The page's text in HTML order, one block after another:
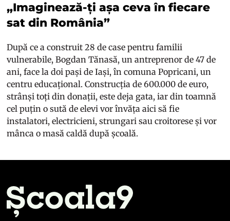
„Imaginează-ți așa ceva în fiecare
sat din România”
După ce a construit 28 de case pentru familii
vulnerabile, Bogdan Tănasă, un antreprenor de 47 de
ani, face la doi pași de Iași, în comuna Popricani, un
centru educațional. Construcția de 600.000 de euro,
strânși toți din donații, este deja gata, iar din toamnă
cel puțin o sută de elevi vor învăța aici să fie
instalatori, electricieni, strungari sau croitorese și vor
mânca o masă caldă după școală.